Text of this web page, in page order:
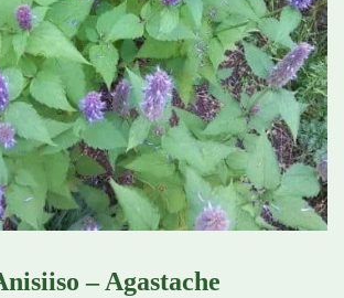
– Agastache